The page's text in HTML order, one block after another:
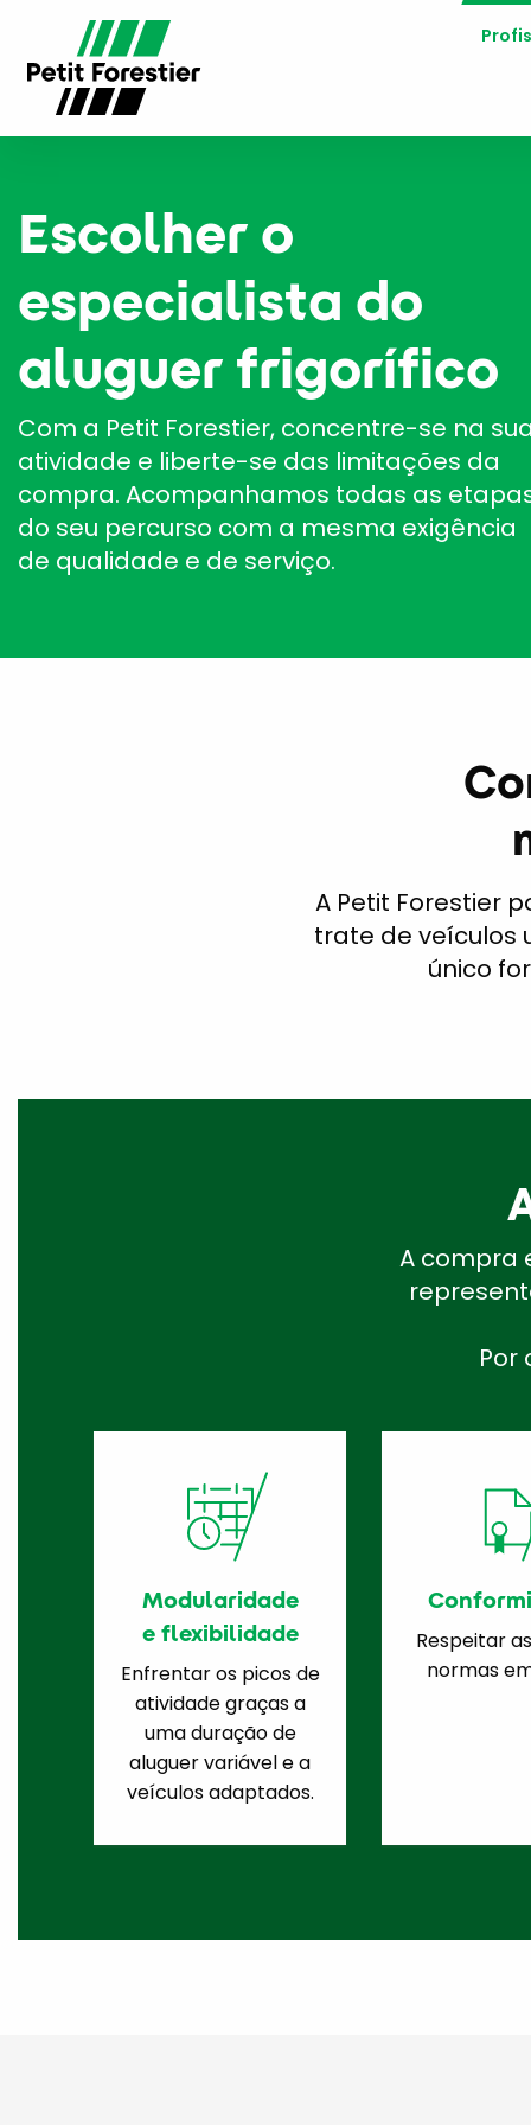
Escolher o
especialista do
aluguer frigorífico
Com a Petit Forestier, concentre-se na sua
atividade e liberte-se das limitações da
compra. Acompanhamos todas as
do seu percurso com a mesma exigência
de qualidade e de serviço.
A Petit Forestier
trate de veículos
único
A compra
Por
Modularidade
e flexibilidade
Enfrentar os picos de
atividade graças a
uma duração de
aluguer variável e a
veículos adaptados.
Respeitar
normas